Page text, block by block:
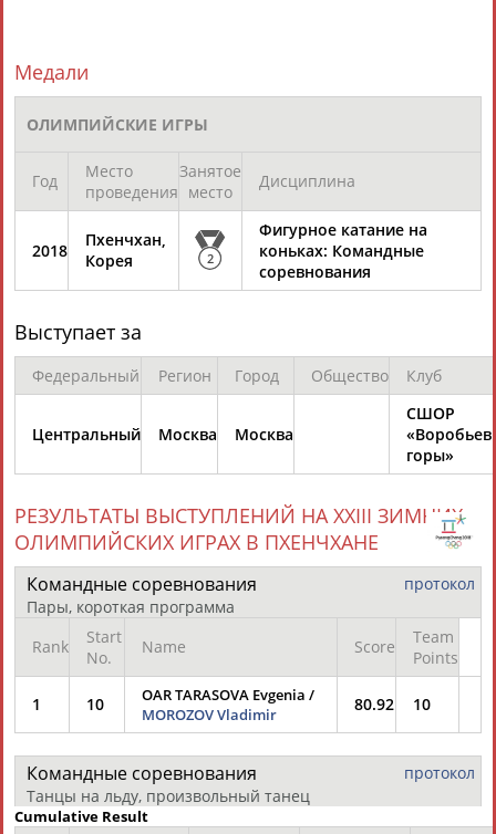
ТАБЛО АКТИВНОСТИ
ЦЕЛИ ПРОЕКТА КОНТАКТЫ НАШИ КНОПКИ
Стадион, 1998-2026
Адресов в новостной рассылке: 996
Подпишись
Медали
ОЛИМПИЙСКИЕ ИГРЫ
Год
Место
проведения
Занятое
место
Дисциплина
2018
Пхенчхан,
Корея
2
Фигурное катание на
коньках: Командные
соревнования
Выступает за
Федеральный Регион Город Общество Клуб
Центральный Москва Москва
СШОР
горы»
РЕЗУЛЬТАТЫ ВЫСТУПЛЕНИЙ НА XXIII ЗИМНИХ
ОЛИМПИЙСКИХ ИГРАХ В ПХЕНЧХАНЕ
протокол
Командные соревнования
Пары, короткая программа
Rank
Start
No.
Name Score
Team
Points
1 10
OAR TARASOVA Evgenia /
MOROZOV Vladimir
80.92 10
протокол
Командные соревнования
Танцы на льду, произвольный танец
Cumulative Result